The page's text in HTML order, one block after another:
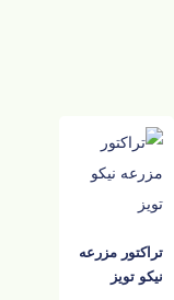
تراکتور مزرعه
نیکو تویز